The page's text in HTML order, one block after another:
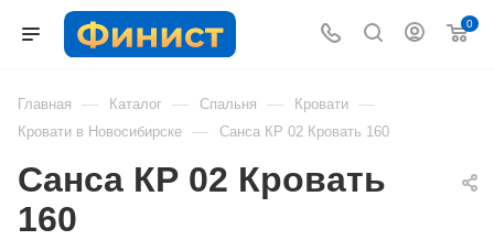
0
Главная — Каталог — Спальня — Кровати —
Кровати в Новосибирске — Санса КР 02 Кровать 160
Санса КР 02 Кровать
160